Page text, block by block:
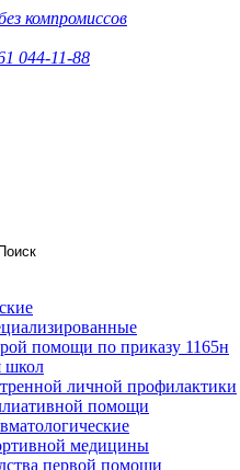
компромиссов
044-11-88
помощи по приказу 1165н
школ
личной профилактики
помощи
медицины
первой помощи